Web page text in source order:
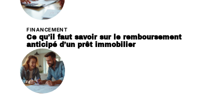
FINANCEMENT
Ce qu’il faut savoir sur le remboursement
anticipé d’un prêt immobilier